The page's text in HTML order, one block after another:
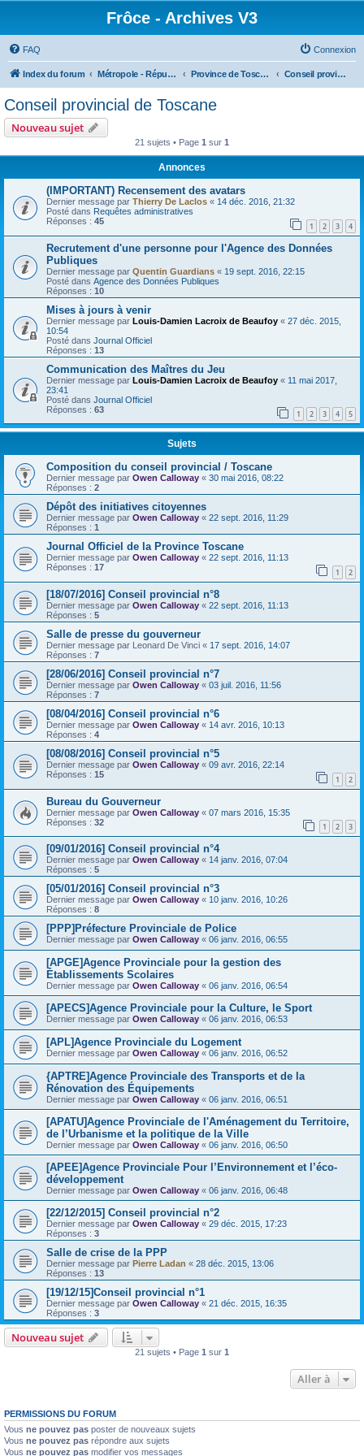
Frôce - Archives V3
FAQ Connexion
Index du forum Métropole - République Frôceuse Province de Toscane Conseil provincial de Toscane
Conseil provincial de Toscane
Nouveau sujet
21 sujets • Page 1 sur 1
Annonces
(IMPORTANT) Recensement des avatars
Dernier message par Thierry De Laclos « 14 déc. 2016, 21:32
Posté dans Requêtes administratives
Réponses : 45 1 2 3 4
Recrutement d'une personne pour l'Agence des Données
Publiques
Dernier message par Quentin Guardians « 19 sept. 2016, 22:15
Posté dans Agence des Données Publiques
Réponses : 10
Mises à jours à venir
Dernier message par Louis-Damien Lacroix de Beaufoy « 27 déc. 2015,
10:54
Posté dans Journal Officiel
Réponses : 13
Communication des Maîtres du Jeu
Dernier message par Louis-Damien Lacroix de Beaufoy « 11 mai 2017,
23:41
Posté dans Journal Officiel
Réponses : 63 1 2 3 4 5
Sujets
Composition du conseil provincial / Toscane
Dernier message par Owen Calloway « 30 mai 2016, 08:22
Réponses : 2
Dépôt des initiatives citoyennes
Dernier message par Owen Calloway « 22 sept. 2016, 11:29
Réponses : 1
Journal Officiel de la Province Toscane
Dernier message par Owen Calloway « 22 sept. 2016, 11:13
Réponses : 17 1 2
[18/07/2016] Conseil provincial n°8
Dernier message par Owen Calloway « 22 sept. 2016, 11:13
Réponses : 5
Salle de presse du gouverneur
Dernier message par Leonard De Vinci « 17 sept. 2016, 14:07
Réponses : 7
[28/06/2016] Conseil provincial n°7
Dernier message par Owen Calloway « 03 juil. 2016, 11:56
Réponses : 7
[08/04/2016] Conseil provincial n°6
Dernier message par Owen Calloway « 14 avr. 2016, 10:13
Réponses : 4
[08/08/2016] Conseil provincial n°5
Dernier message par Owen Calloway « 09 avr. 2016, 22:14
Réponses : 15 1 2
Bureau du Gouverneur
Dernier message par Owen Calloway « 07 mars 2016, 15:35
Réponses : 32 1 2 3
[09/01/2016] Conseil provincial n°4
Dernier message par Owen Calloway « 14 janv. 2016, 07:04
Réponses : 5
[05/01/2016] Conseil provincial n°3
Dernier message par Owen Calloway « 10 janv. 2016, 10:26
Réponses : 8
[PPP]Préfecture Provinciale de Police
Dernier message par Owen Calloway « 06 janv. 2016, 06:55
[APGE]Agence Provinciale pour la gestion des
Établissements Scolaires
Dernier message par Owen Calloway « 06 janv. 2016, 06:54
[APECS]Agence Provinciale pour la Culture, le Sport
Dernier message par Owen Calloway « 06 janv. 2016, 06:53
[APL]Agence Provinciale du Logement
Dernier message par Owen Calloway « 06 janv. 2016, 06:52
{APTRE]Agence Provinciale des Transports et de la
Rénovation des Équipements
Dernier message par Owen Calloway « 06 janv. 2016, 06:51
[APATU]Agence Provinciale de l'Aménagement du Territoire,
de l’Urbanisme et la politique de la Ville
Dernier message par Owen Calloway « 06 janv. 2016, 06:50
[APEE]Agence Provinciale Pour l’Environnement et l’éco-
développement
Dernier message par Owen Calloway « 06 janv. 2016, 06:48
[22/12/2015] Conseil provincial n°2
Dernier message par Owen Calloway « 29 déc. 2015, 17:23
Réponses : 3
Salle de crise de la PPP
Dernier message par Pierre Ladan « 28 déc. 2015, 13:06
Réponses : 13
[19/12/15]Conseil provincial n°1
Dernier message par Owen Calloway « 21 déc. 2015, 16:35
Réponses : 3
Nouveau sujet
21 sujets • Page 1 sur 1
Aller à
PERMISSIONS DU FORUM
Vous ne pouvez pas poster de nouveaux sujets
Vous ne pouvez pas répondre aux sujets
Vous ne pouvez pas modifier vos messages